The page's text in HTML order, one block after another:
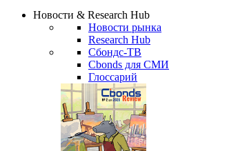
Сбондс Люди
Новости & Research Hub
Новости рынка
Research Hub
Сбондс-ТВ
Cbonds для СМИ
Глоссарий